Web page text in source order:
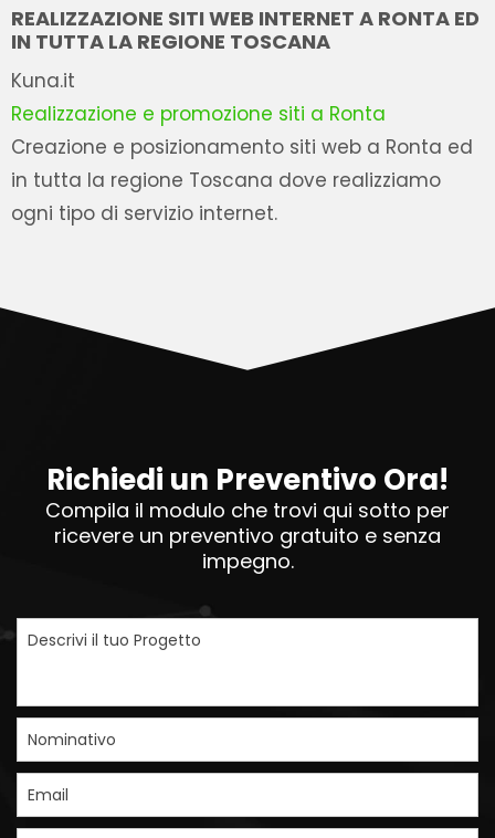
REALIZZAZIONE SITI WEB INTERNET A RONTA ED
IN TUTTA LA REGIONE TOSCANA
Kuna.it
Realizzazione e promozione siti a Ronta
Creazione e posizionamento siti web a Ronta ed
in tutta la regione Toscana dove realizziamo
ogni tipo di servizio internet.
Richiedi un Preventivo Ora!
Compila il modulo che trovi qui sotto per
ricevere un preventivo gratuito e senza
impegno.
Descrivi il tuo Progetto
Nominativo
Email